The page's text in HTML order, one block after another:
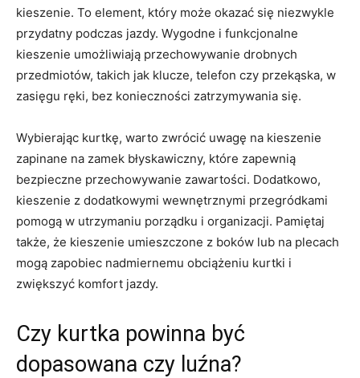
kieszenie. To element, który może okazać ​się‍ niezwykle
przydatny podczas ⁢jazdy. Wygodne i funkcjonalne
kieszenie umożliwiają przechowywanie drobnych
przedmiotów, takich jak klucze, telefon czy przekąska, w
zasięgu ręki, bez konieczności ⁤zatrzymywania ‍się.
Wybierając kurtkę, warto zwrócić uwagę na ⁤kieszenie‌
zapinane na zamek‍ błyskawiczny, które zapewnią
bezpieczne przechowywanie zawartości. Dodatkowo,
kieszenie z dodatkowymi wewnętrznymi przegródkami
pomogą w utrzymaniu porządku i⁤ organizacji. Pamiętaj
także, że kieszenie umieszczone z boków lub na plecach
⁤mogą zapobiec‍ nadmiernemu obciążeniu kurtki i
zwiększyć komfort jazdy.
Czy kurtka ‌powinna być
dopasowana czy luźna?